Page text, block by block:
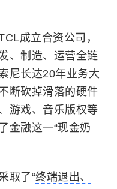
成立合资公司，
、制造、运营全链
尼长达20年业务大
断砍掉滑落的硬件
游戏、音乐版权等
金融这一“现金奶
取了“终端退出、